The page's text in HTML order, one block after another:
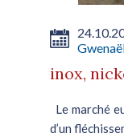
inox,
Le marché
d’un